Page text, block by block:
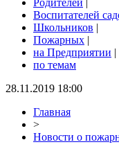
Родителей |
Воспитателей
Школьников |
Пожарных |
на Предприятии |
по темам
28.11.2019 18:00
Главная
>
Новости о